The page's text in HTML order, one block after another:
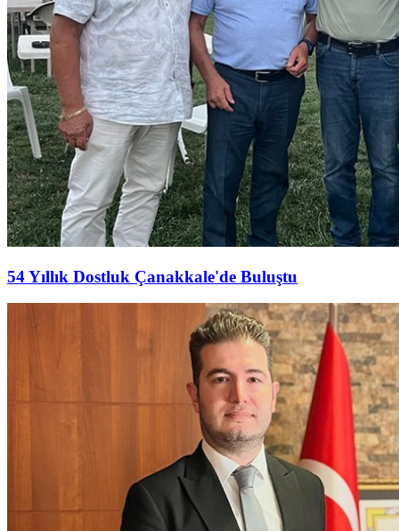
54 Yıllık Dostluk Çanakkale'de Buluştu